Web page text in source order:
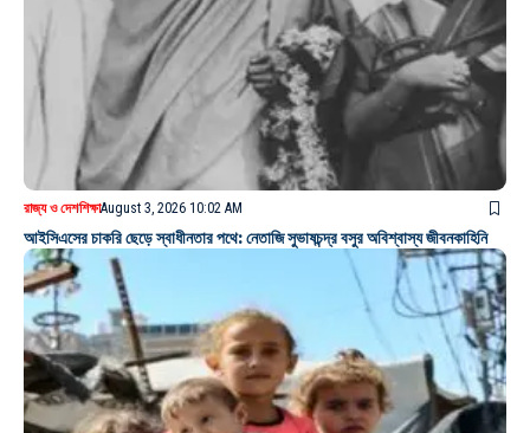
রাজ্য ও দেশশিক্ষাAugust 3, 2026 10:02 AM
আইসিএসের চাকরি ছেড়ে স্বাধীনতার পথে: নেতাজি সুভাষচন্দ্র বসুর অবিশ্বাস্য জীবনকাহিনি